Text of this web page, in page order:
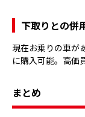
下取りとの併
現在お乗りの車が
に購入可能。高価
まとめ